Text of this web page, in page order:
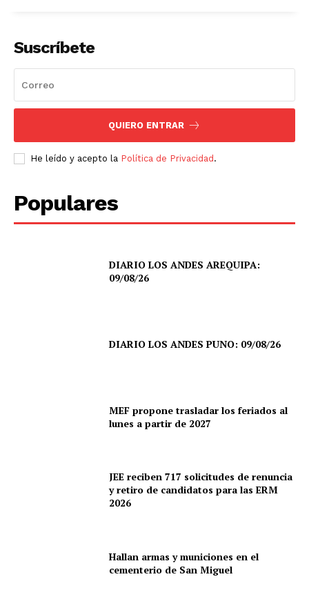
Suscríbete
QUIERO ENTRAR
He leído y acepto la Política de Privacidad .
Populares
DIARIO LOS ANDES AREQUIPA:
09/08/26
DIARIO LOS ANDES PUNO: 09/08/26
MEF propone trasladar los feriados al
lunes a partir de 2027
JEE reciben 717 solicitudes de renuncia
y retiro de candidatos para las ERM
2026
Hallan armas y municiones en el
cementerio de San Miguel